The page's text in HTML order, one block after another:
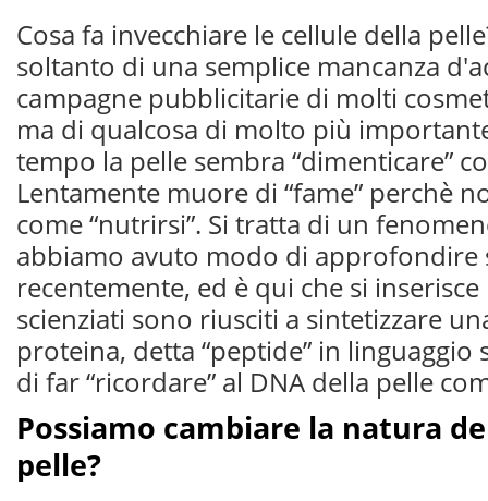
Cosa fa invecchiare le cellule della
soltanto di una semplice mancanza
campagne pubblicitarie di molti
ma di qualcosa di molto più
tempo la pelle sembra “dimenticare”
Lentamente muore di “fame” perchè
come “nutrirsi”. Si tratta di un
abbiamo avuto modo di approfondire
recentemente, ed è qui che si
scienziati sono riusciti a sintetizzare
proteina, detta “peptide” in linguaggio
di far “ricordare” al DNA della pelle
Possiamo cambiare la natura
pelle?